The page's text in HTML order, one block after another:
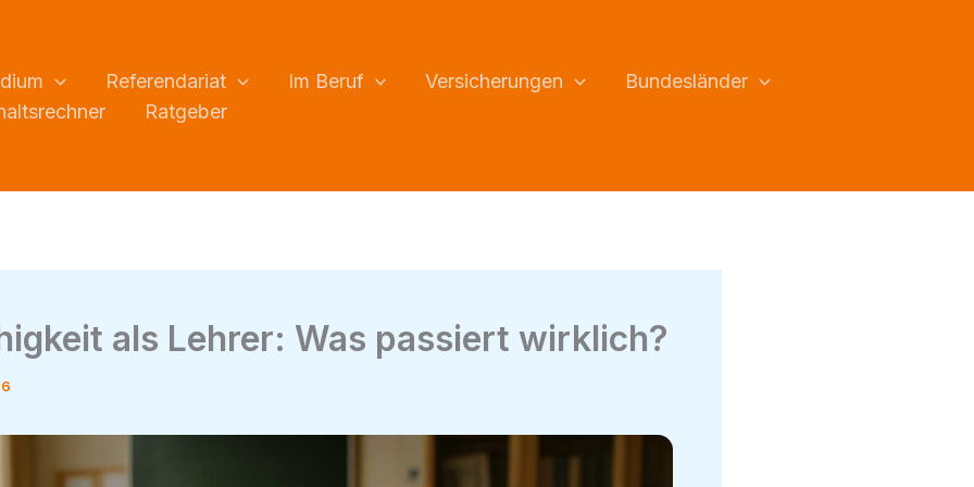
Referendariat Im Beruf Versicherungen
Bundesländer
Ratgeber
als Lehrer: Was passiert wirklich?